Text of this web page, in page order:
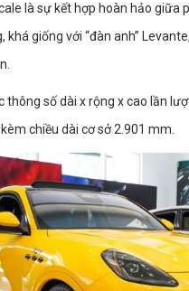
là sự kết hợp hoàn hảo giữa
khá giống với “đàn anh”
thông số dài x rộng x cao lần
chiều dài cơ sở 2.901 mm.